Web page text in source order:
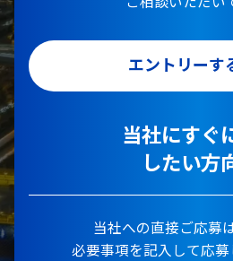
エントリーす
当社にすぐ
したい方
当社への直接ご応募
必要事項を記入して応募